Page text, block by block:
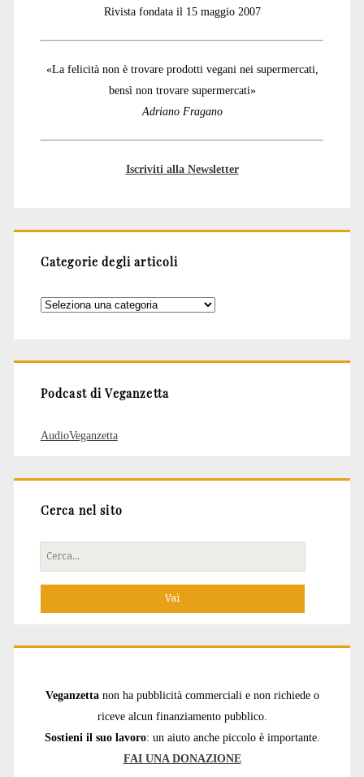
Rivista fondata il 15 maggio 2007
«La felicità non è trovare prodotti vegani nei supermercati,
bensì non trovare supermercati»
Adriano Fragano
Iscriviti alla Newsletter
Categorie degli articoli
Categorie
Podcast di Veganzetta
AudioVeganzetta
Cerca nel sito
Cerca
per:
Veganzetta non ha pubblicità commerciali e non richiede o
riceve alcun finanziamento pubblico.
Sostieni il suo lavoro: un aiuto anche piccolo è importante.
FAI UNA DONAZIONE